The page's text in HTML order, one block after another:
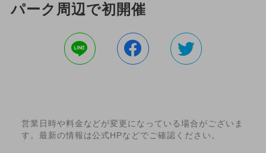
パーク周辺で初開催
営業日時や料金などが変更になっている場合がございま
す。最新の情報は公式HPなどでご確認ください。